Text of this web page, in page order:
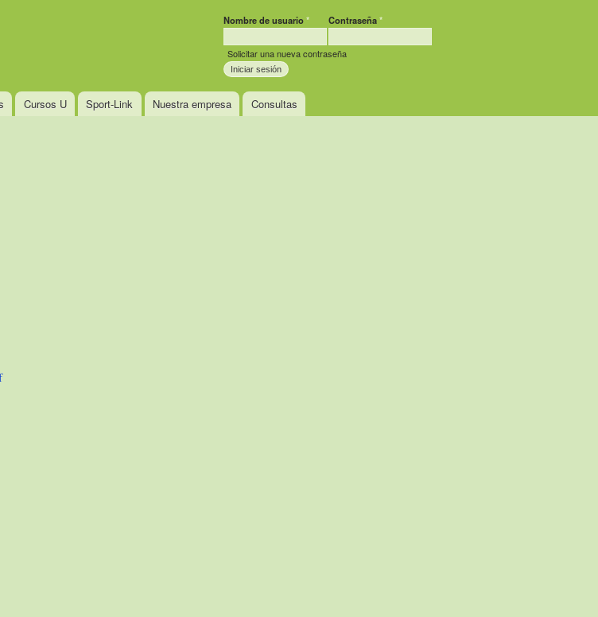
Suscriptores
Nombre de usuario* Contraseña*
Solicitar una nueva contraseña
Cursos U Sport-Link Nuestra empresa Consultas